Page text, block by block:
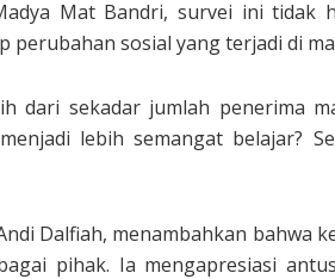
Mat Bandri, survei ini tidak
perubahan sosial yang terjadi di
dari sekadar jumlah penerima
lebih semangat belajar?
Dalfiah, menambahkan bahwa
pihak. Ia mengapresiasi